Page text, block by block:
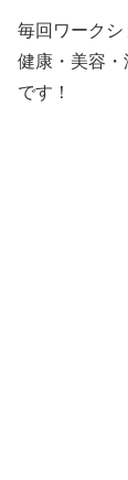
毎回ワークシ
健康・美容
です！